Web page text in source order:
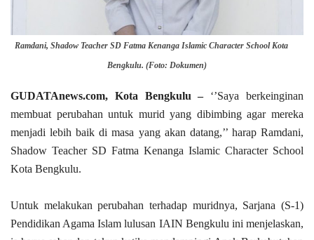
Ramdani, Shadow Teacher SD Fatma Kenanga Islamic Character School Kota
Bengkulu. (Foto: Dokumen)
GUDATAnews.com, Kota Bengkulu –‘’Saya berkeinginan
membuat perubahan untuk murid yang dibimbing agar mereka
menjadi lebih baik di masa yang akan datang,’’ harap Ramdani,
Shadow Teacher SD Fatma Kenanga Islamic Character School
Kota Bengkulu.
Untuk melakukan perubahan terhadap muridnya, Sarjana (S-1)
Pendidikan Agama Islam lulusan IAIN Bengkulu ini menjelaskan,